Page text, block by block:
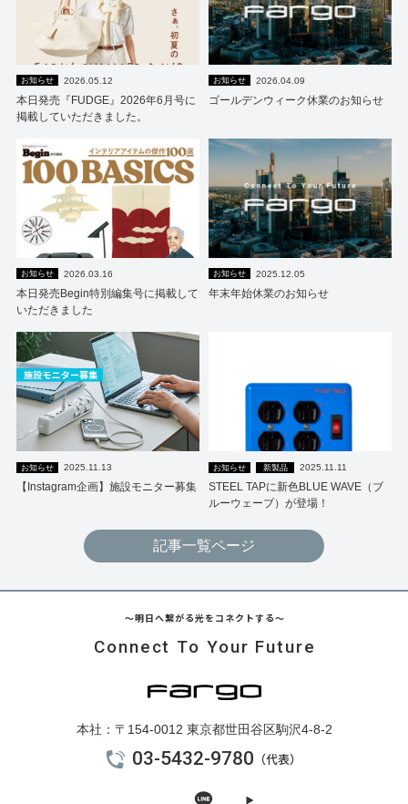
お知らせ 2026.05.12
本日発売『FUDGE』2026年6月号に
掲載していただきました。
お知らせ 2026.04.09
ゴールデンウィーク休業のお知らせ
お知らせ 2026.03.16
本日発売Begin特別編集号に掲載して
いただきました
お知らせ 2025.12.05
年末年始休業のお知らせ
お知らせ 2025.11.13
【Instagram企画】施設モニター募集
お知らせ 新製品 2025.11.11
STEEL TAPに新色BLUE WAVE（ブ
ルーウェーブ）が登場！
記事一覧ページ
～明日へ繋がる光をコネクトする～
Connect To Your Future
本社：〒154-0012 東京都世田谷区駒沢4-8-2
03-5432-9780 （代表）